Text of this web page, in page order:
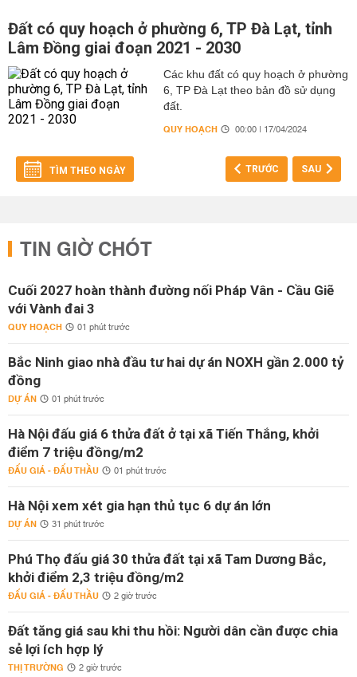
Đất có quy hoạch ở phường 6, TP Đà Lạt, tỉnh
Lâm Đồng giai đoạn 2021 - 2030
Các khu đất có quy hoạch ở phường
6, TP Đà Lạt theo bản đồ sử dụng
đất.
QUY HOẠCH 00:00 | 17/04/2024
TÌM THEO NGÀY TRƯỚC SAU
TIN GIỜ CHÓT
Cuối 2027 hoàn thành đường nối Pháp Vân - Cầu Giẽ
với Vành đai 3
QUY HOẠCH 01 phút trước
Bắc Ninh giao nhà đầu tư hai dự án NOXH gần 2.000 tỷ
đồng
DỰ ÁN 01 phút trước
Hà Nội đấu giá 6 thửa đất ở tại xã Tiến Thắng, khởi
điểm 7 triệu đồng/m2
ĐẤU GIÁ - ĐẤU THẦU 01 phút trước
Hà Nội xem xét gia hạn thủ tục 6 dự án lớn
DỰ ÁN 31 phút trước
Phú Thọ đấu giá 30 thửa đất tại xã Tam Dương Bắc,
khởi điểm 2,3 triệu đồng/m2
ĐẤU GIÁ - ĐẤU THẦU 2 giờ trước
Đất tăng giá sau khi thu hồi: Người dân cần được chia
sẻ lợi ích hợp lý
THỊ TRƯỜNG 2 giờ trước